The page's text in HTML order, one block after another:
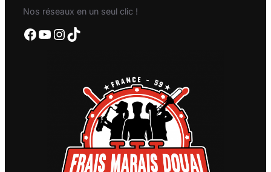
Nos réseaux en un seul clic !
Facebook YouTube InstagramTikTok